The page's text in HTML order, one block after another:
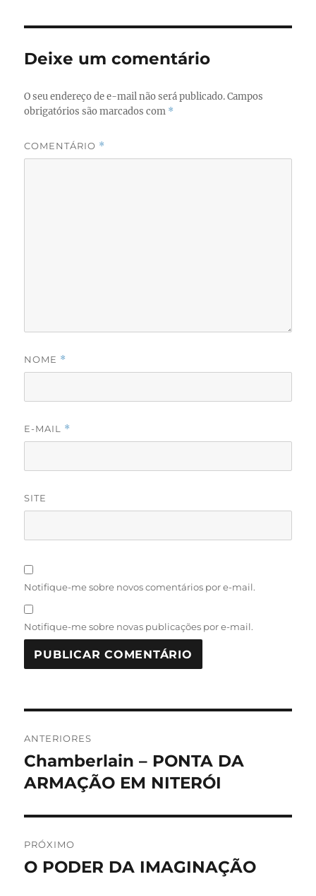
o
o
o
n
Deixe um comentário
O seu endereço de e-mail não será publicado. Campos
obrigatórios são marcados com *
COMENTÁRIO *
NOME *
E-MAIL *
SITE
Notifique-me sobre novos comentários por e-mail.
Notifique-me sobre novas publicações por e-mail.
de
Post
ANTERIORES
Post
anterior:
Chamberlain – PONTA DA
ARMAÇÃO EM NITERÓI
PRÓXIMO
Próximo
O PODER DA IMAGINAÇÃO